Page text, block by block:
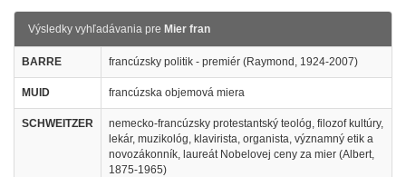
Výsledky vyhľadávania pre Mier fran
BARRE francúzsky politik - premiér (Raymond, 1924-2007)
MUID francúzska objemová miera
SCHWEITZER
nemecko-francúzsky protestantský teológ, filozof kultúry,
lekár, muzikológ, klavirista, organista, významný etik a
novozákonník, laureát Nobelovej ceny za mier (Albert,
1875-1965)